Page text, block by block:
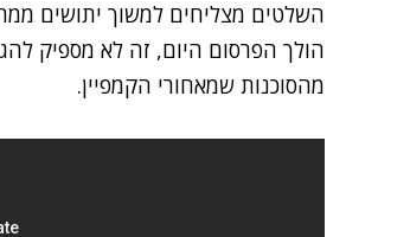
הולך הפרסום היום, זה לא מספיק
מהסוכנות שמאחורי הקמפיין.